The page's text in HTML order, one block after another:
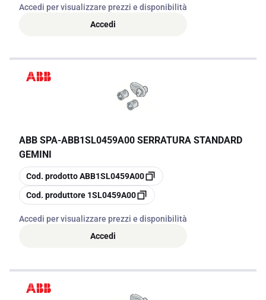
Accedi per visualizzare prezzi e disponibilità
Accedi
ABB SPA-ABB1SL0459A00 SERRATURA STANDARD
GEMINI
copia
Cod. prodottoABB1SL0459A00
copia
Cod. produttore 1SL0459A00
Accedi per visualizzare prezzi e disponibilità
Accedi